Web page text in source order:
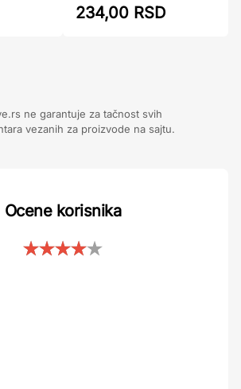
234,00 RSD
ne garantuje za tačnost svih
vezanih za proizvode na sajtu.
Ocene korisnika